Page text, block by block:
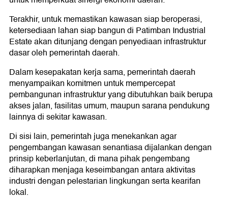
Terakhir, untuk memastikan kawasan siap beroperasi,
ketersediaan lahan siap bangun di Patimban Industrial
Estate akan ditunjang dengan penyediaan infrastruktur
dasar oleh pemerintah daerah.
Dalam kesepakatan kerja sama, pemerintah daerah
menyampaikan komitmen untuk mempercepat
pembangunan infrastruktur yang dibutuhkan baik berupa
akses jalan, fasilitas umum, maupun sarana pendukung
lainnya di sekitar kawasan.
Di sisi lain, pemerintah juga menekankan agar
pengembangan kawasan senantiasa dijalankan dengan
prinsip keberlanjutan, di mana pihak pengembang
diharapkan menjaga keseimbangan antara aktivitas
industri dengan pelestarian lingkungan serta kearifan
lokal.